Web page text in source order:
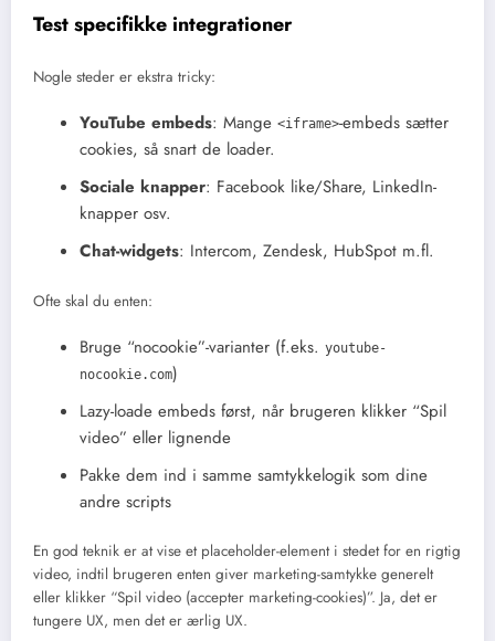
Test specifikke integrationer
Nogle steder er ekstra tricky:
YouTube embeds: Mange <iframe>-embeds sætter
cookies, så snart de loader.
Sociale knapper: Facebook like/Share, LinkedIn-
knapper osv.
Chat-widgets: Intercom, Zendesk, HubSpot m.fl.
Ofte skal du enten:
Bruge “nocookie”-varianter (f.eks. youtube-
nocookie.com)
Lazy-loade embeds først, når brugeren klikker “Spil
video” eller lignende
Pakke dem ind i samme samtykkelogik som dine
andre scripts
En god teknik er at vise et placeholder-element i stedet for en rigtig
video, indtil brugeren enten giver marketing-samtykke generelt
eller klikker “Spil video (accepter marketing-cookies)”. Ja, det er
tungere UX, men det er ærlig UX.